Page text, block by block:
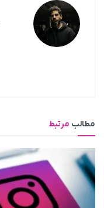
مطالب مرتبط